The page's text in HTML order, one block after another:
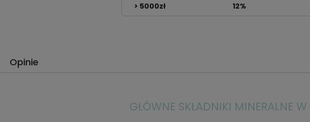
> 5000zł
12%
Opinie
GŁÓWNE SKŁADNIKI MINERALNE